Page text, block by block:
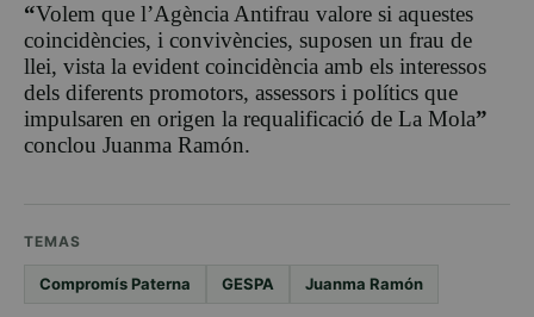
“Volem que l’Agència Antifrau valore si aquestes
coincidències, i convivències, suposen un frau de
llei, vista la evident coincidència amb els interessos
dels diferents promotors, assessors i polítics que
impulsaren en origen la requalificació de La Mola”
conclou Juanma Ramón.
TEMAS
Compromís Paterna GESPA Juanma Ramón